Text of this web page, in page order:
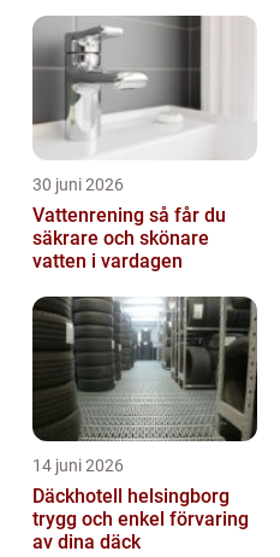
30 juni 2026
Vattenrening så får du
säkrare och skönare
vatten i vardagen
14 juni 2026
Däckhotell helsingborg
trygg och enkel förvaring
av dina däck